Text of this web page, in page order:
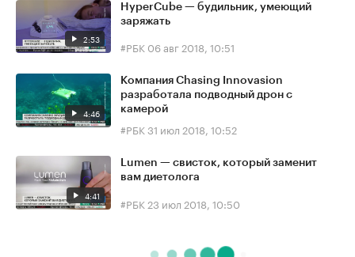
2:53
HyperCube — будильник, умеющий
заряжать
#РБК 06 авг 2018, 10:51
4:46
Компания Chasing Innovasion
разработала подводный дрон с
камерой
#РБК31 июл 2018, 10:52
4:41
Lumen — свисток, который заменит
вам диетолога
#РБК 23 июл 2018, 10:50